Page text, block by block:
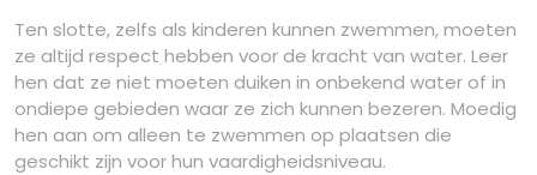
Ten slotte, zelfs als kinderen kunnen zwemmen, moeten
ze altijd respect hebben voor de kracht van water. Leer
hen dat ze niet moeten duiken in onbekend water of in
ondiepe gebieden waar ze zich kunnen bezeren. Moedig
hen aan om alleen te zwemmen op plaatsen die
geschikt zijn voor hun vaardigheidsniveau.